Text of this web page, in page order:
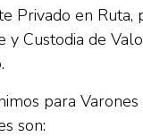
Privado en Ruta,
y Custodia de
para
son: